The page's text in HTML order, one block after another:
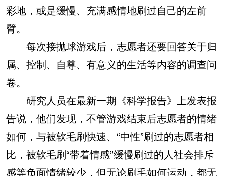
彩地，或是缓慢、充满感情地刷过自己的左前
臂。
每次接抛球游戏后，志愿者还要回答关于归
属、控制、自尊、有意义的生活等内容的调查问
卷。
研究人员在最新一期《科学报告》上发表报
告说，他们发现，不管游戏结束后志愿者的情绪
如何，与被软毛刷快速、“中性”刷过的志愿者相
比，被软毛刷“带着情感”缓慢刷过的人社会排斥
感等负面情绪较少，但无论刷毛如何运动，都无